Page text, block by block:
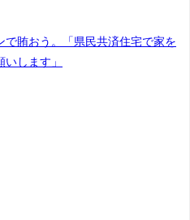
賄おう。「県民共済住宅で家を
します」